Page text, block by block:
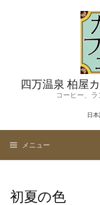
四万温泉 柏屋
コーヒー、
日
メニュー
初夏の色